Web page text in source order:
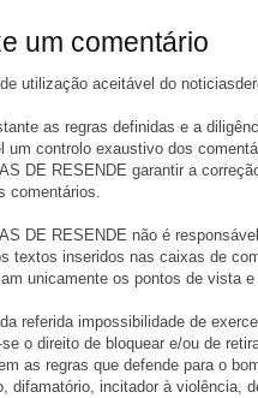
um comentário
utilização aceitável do
as regras definidas e a
um controlo exaustivo dos
DE RESENDE garantir a
comentários.
DE RESENDE não é
textos inseridos nas caixas de
unicamente os pontos de vista
referida impossibilidade de
o direito de bloquear e/ou de
as regras que defende para o
difamatório, incitador à violência,